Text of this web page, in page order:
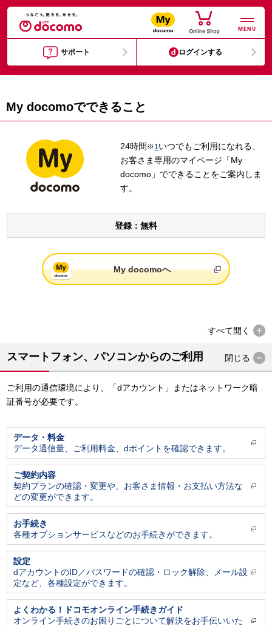
MENU
サポート ログインする
My docomoでできること
24時間 ※1いつでもご利用になれる、
お客さま専用のマイページ「My
docomo」でできることをご案内しま
す。
登録：無料
My docomoへ
すべて開く
スマートフォン、パソコンからのご利用 閉じる
ご利用の通信環境により、「dアカウント」またはネットワーク暗
証番号が必要です。
データ・料金
データ通信量、ご利用料金、dポイントを確認できます。
ご契約内容
契約プランの確認・変更や、お客さま情報・お支払い方法な
どの変更ができます。
お手続き
各種オプションサービスなどのお手続きができます。
設定
dアカウントのID／パスワードの確認・ロック解除、メール設
定など、各種設定ができます。
よくわかる！ドコモオンライン手続きガイド
オンライン手続きのお困りごとについて解決をお手伝いいた